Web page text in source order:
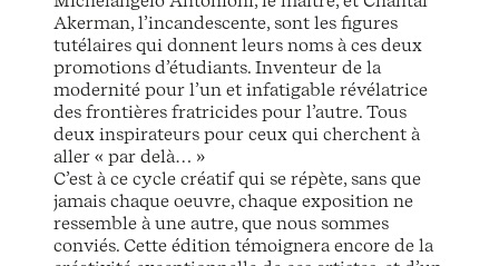
Akerman, l’incandescente, sont les figures
tutélaires qui donnent leurs noms à ces deux
promotions d’étudiants. Inventeur de la
modernité pour l’un et infatigable révélatrice
des frontières fratricides pour l’autre. Tous
deux inspirateurs pour ceux qui cherchent à
aller « par delà… »
C’est à ce cycle créatif qui se répète, sans que
jamais chaque oeuvre, chaque exposition ne
ressemble à une autre, que nous sommes
conviés. Cette édition témoignera encore de la